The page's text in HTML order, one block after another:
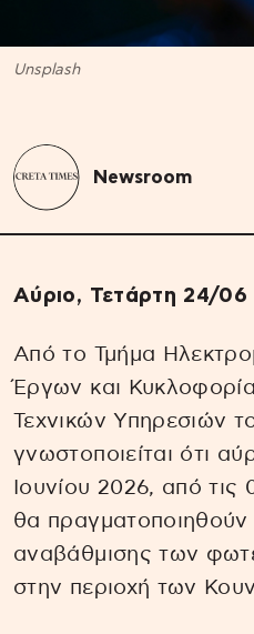
Unsplash
Newsroom
Αύριο, Τετάρτη 24/06
Από το Τμήμα
Έργων και
Τεχνικών Υπηρεσιών
γνωστοποιείται ότι
Ιουνίου 2026, από
θα πραγματοποιηθούν
αναβάθμισης των
στην περιοχή των